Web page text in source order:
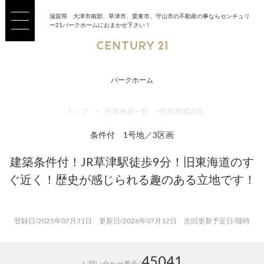
滋賀県 大津市南部、草津市、栗東市、守山市の不動産の事ならセンチュリ
ー21パークホームにおまかせ下さい！
パークホーム
トップ > 売買 検索一覧 > 売買 検索詳細
条件付 1号地／3区画
建築条件付！JR草津駅徒歩9分！旧東海道のす
ぐ近く！歴史が感じられる趣のある立地です！
登録日/2025年07月31日 更新日/2026年07月12日 次回更新予定日/随時